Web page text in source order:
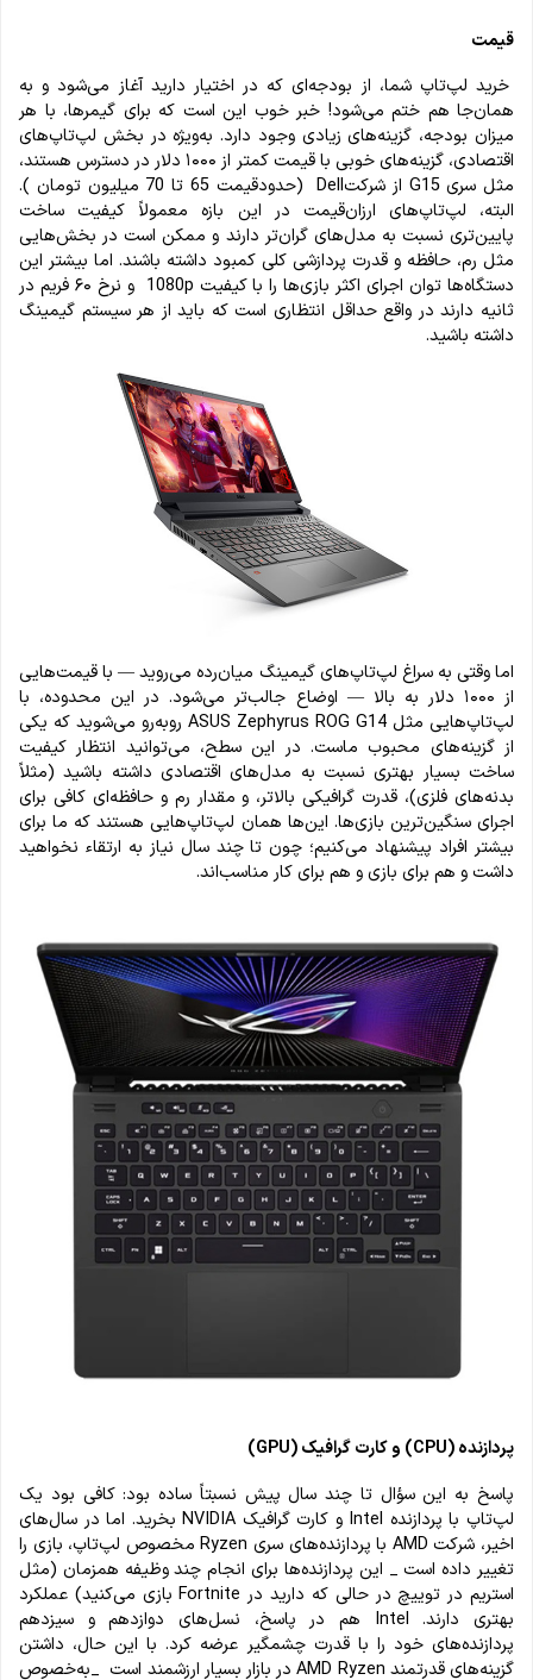
قیمت
خرید لپ‌تاپ شما، از بودجه‌ای که در اختیار دارید آغاز می‌شود و به
همان‌جا هم ختم می‌شود! خبر خوب این است که برای گیمرها، با هر
میزان بودجه، گزینه‌های زیادی وجود دارد. به‌ویژه در بخش لپ‌تاپ‌های
اقتصادی، گزینه‌های خوبی با قیمت کمتر از ۱۰۰۰ دلار در دسترس هستند،
مثل سری G15 از شرکتDell (حدودقیمت 65 تا 70 میلیون تومان ).
البته، لپ‌تاپ‌های ارزان‌قیمت در این بازه معمولاً کیفیت ساخت
پایین‌تری نسبت به مدل‌های گران‌تر دارند و ممکن است در بخش‌هایی
مثل رم، حافظه و قدرت پردازشی کلی کمبود داشته باشند. اما بیشتر این
دستگاه‌ها توان اجرای اکثر بازی‌ها را با کیفیت 1080p و نرخ ۶۰ فریم در
ثانیه دارند در واقع حداقل انتظاری است که باید از هر سیستم گیمینگ
داشته باشید.
اما وقتی به سراغ لپ‌تاپ‌های گیمینگ میان‌رده می‌روید — با قیمت‌هایی
از ۱۰۰۰ دلار به بالا — اوضاع جالب‌تر می‌شود. در این محدوده، با
لپ‌تاپ‌هایی مثل ASUS Zephyrus ROG G14 روبه‌رو می‌شوید که یکی
از گزینه‌های محبوب ماست. در این سطح، می‌توانید انتظار کیفیت
ساخت بسیار بهتری نسبت به مدل‌های اقتصادی داشته باشید (مثلاً
بدنه‌های فلزی)، قدرت گرافیکی بالاتر، و مقدار رم و حافظه‌ای کافی برای
اجرای سنگین‌ترین بازی‌ها. این‌ها همان لپ‌تاپ‌هایی هستند که ما برای
بیشتر افراد پیشنهاد می‌کنیم؛ چون تا چند سال نیاز به ارتقاء نخواهید
داشت و هم برای بازی و هم برای کار مناسب‌اند.
پردازنده (CPU) و کارت گرافیک (GPU)
پاسخ به این سؤال تا چند سال پیش نسبتاً ساده بود: کافی بود یک
لپ‌تاپ با پردازنده Intel و کارت گرافیک NVIDIA بخرید. اما در سال‌های
اخیر، شرکت AMD با پردازنده‌های سری Ryzen مخصوص لپ‌تاپ، بازی را
تغییر داده است _ این پردازنده‌ها برای انجام چند وظیفه همزمان (مثل
استریم در توییچ در حالی که دارید در Fortnite بازی می‌کنید) عملکرد
بهتری دارند. Intel هم در پاسخ، نسل‌های دوازدهم و سیزدهم
پردازنده‌های خود را با قدرت چشمگیر عرضه کرد. با این حال، داشتن
گزینه‌های قدرتمند AMD Ryzen در بازار بسیار ارزشمند است _به‌خصوص